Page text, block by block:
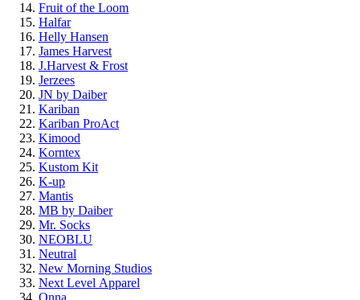
Fruit of the Loom
Halfar
Helly Hansen
James Harvest
J.Harvest & Frost
Jerzees
JN by Daiber
Kariban
Kariban ProAct
Kimood
Korntex
Kustom Kit
K-up
Mantis
MB by Daiber
Mr. Socks
NEOBLU
Neutral
New Morning Studios
Next Level Apparel
Onna